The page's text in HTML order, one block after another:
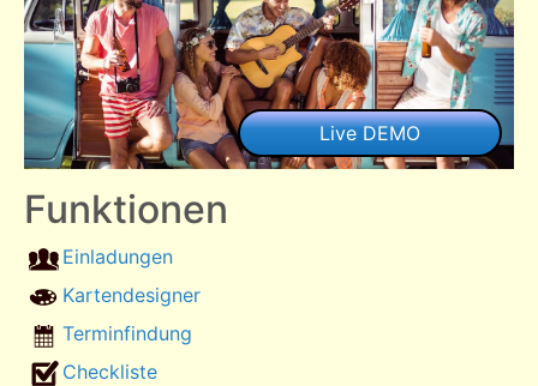
Funktionen
Einladungen
Kartendesigner
Terminfindung
Checkliste